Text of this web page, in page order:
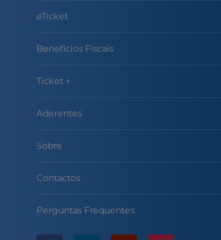
eTicket
Benefícios Fiscais
Ticket +
Aderentes
Sobre
Contactos
Perguntas Frequentes